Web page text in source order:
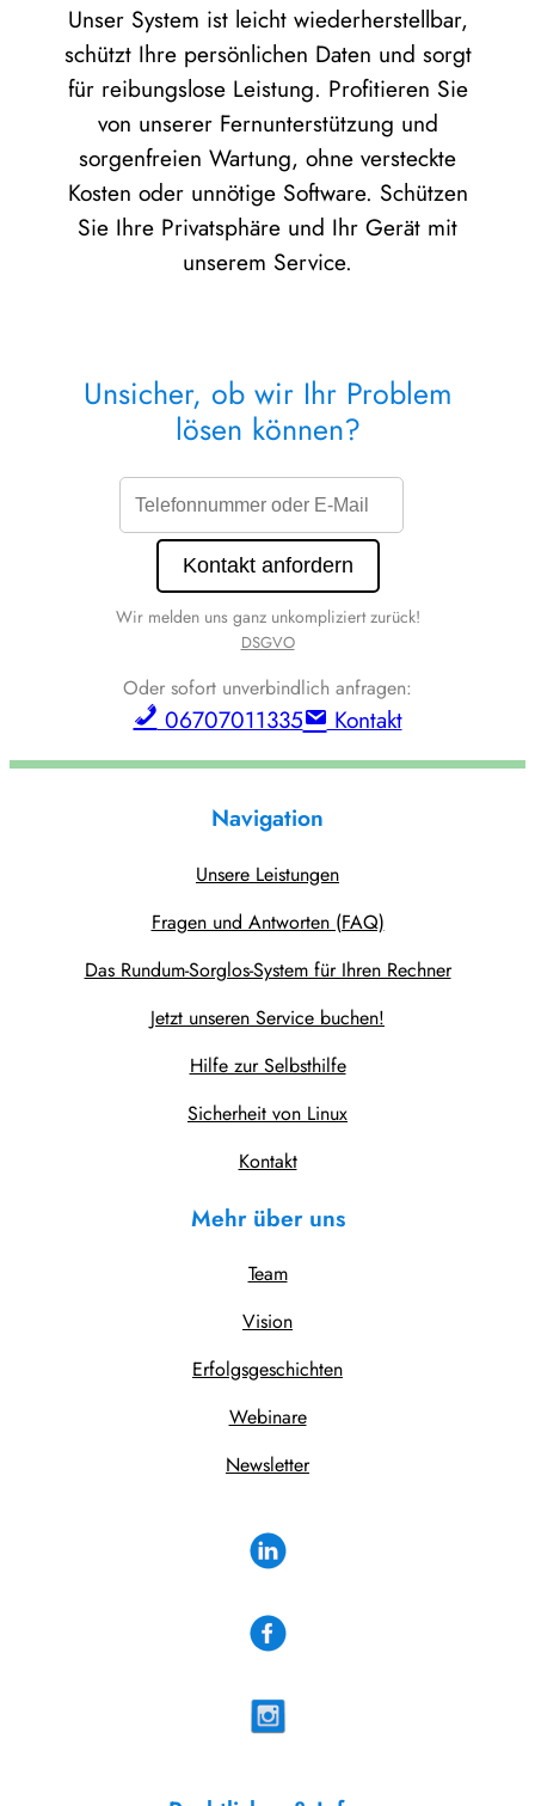
Unser System ist leicht wiederherstellbar,
schützt Ihre persönlichen Daten und sorgt
für reibungslose Leistung. Profitieren Sie
von unserer Fernunterstützung und
sorgenfreien Wartung, ohne versteckte
Kosten oder unnötige Software. Schützen
Sie Ihre Privatsphäre und Ihr Gerät mit
unserem Service.
Unsicher, ob wir Ihr Problem
lösen können?
Wir melden uns ganz unkompliziert zurück!
DSGVO
Oder sofort unverbindlich anfragen:
06707011335 Kontakt
Navigation
Unsere Leistungen
Fragen und Antworten (FAQ)
Das Rundum-Sorglos-System für Ihren Rechner
Jetzt unseren Service buchen!
Hilfe zur Selbsthilfe
Sicherheit von Linux
Kontakt
Mehr über uns
Team
Vision
Erfolgsgeschichten
Webinare
Newsletter